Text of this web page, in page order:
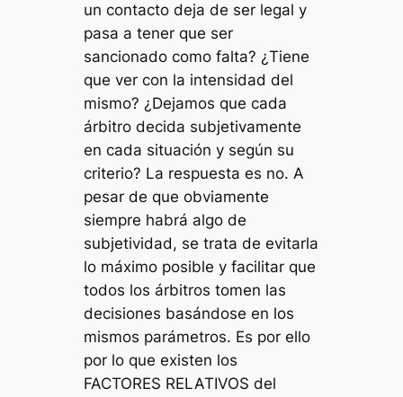
un contacto deja de ser legal y
pasa a tener que ser
sancionado como falta? ¿Tiene
que ver con la intensidad del
mismo? ¿Dejamos que cada
árbitro decida subjetivamente
en cada situación y según su
criterio? La respuesta es no. A
pesar de que obviamente
siempre habrá algo de
subjetividad, se trata de evitarla
lo máximo posible y facilitar que
todos los árbitros tomen las
decisiones basándose en los
mismos parámetros. Es por ello
por lo que existen los
FACTORES RELATIVOS del